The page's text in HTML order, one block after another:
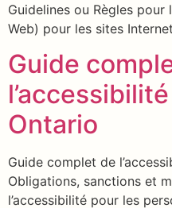
Guidelines ou Règles pour
Web) pour les sites
Guide
Ontario
Guide complet de
Obligations, sanctions et
l’accessibilité pour les